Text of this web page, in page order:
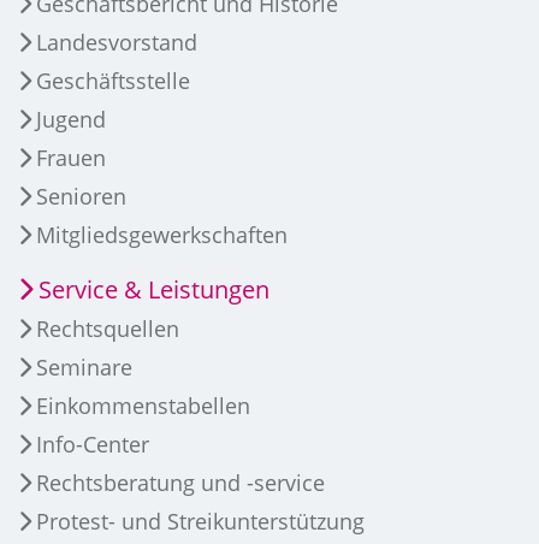
Landesvorstand
Geschäftsstelle
Jugend
Frauen
Senioren
Mitgliedsgewerkschaften
Service & Leistungen
Rechtsquellen
Seminare
Einkommenstabellen
Info-Center
Rechtsberatung und -service
Protest- und Streikunterstützung